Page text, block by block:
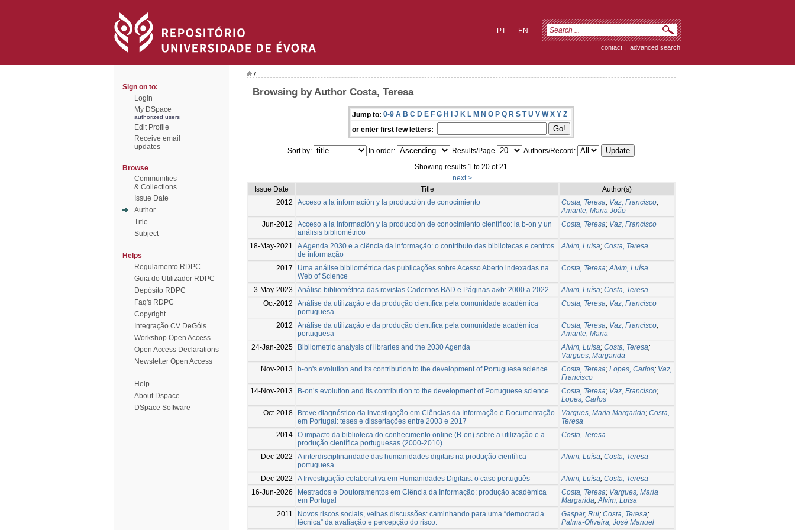
EN
PT
contact | advanced search
Sign on to:
Login
My DSpace
authorized users
Edit Profile
Receive email
updates
Browse
Communities
& Collections
Issue Date
Author
Title
Subject
Helps
Regulamento RDPC
Guia do Utilizador RDPC
Depósito RDPC
Faq's RDPC
Copyright
Integração CV DeGóis
Workshop Open Access
Open Access Declarations
Newsletter Open Access
Help
About Dspace
DSpace Software
/
Browsing by Author Costa, Teresa
Jump to: 0-9 A B C D E F G H I J K L M N O P Q R S T U V W X Y Z
or enter first few letters:
Sort by: In order: Results/Page
Authors/Record:
Showing results 1 to 20 of 21
next >
Issue Date
Title
Author(s)
2012
Acceso a la información y la producción de conocimiento Costa, Teresa; Vaz, Francisco;
Amante, Maria João
Jun-2012
Acceso a la información y la producción de conocimiento científico: la b-on y un
análisis bibliométrico
Costa, Teresa; Vaz, Francisco
18-May-2021
A Agenda 2030 e a ciência da informação: o contributo das bibliotecas e centros
de informação
Alvim, Luísa; Costa, Teresa
2017
Uma análise bibliométrica das publicações sobre Acesso Aberto indexadas na
Web of Science
Costa, Teresa;Alvim, Luísa
3-May-2023 Análise bibliométrica das revistas Cadernos BAD e Páginas a&b: 2000 a 2022 Alvim, Luísa; Costa, Teresa
Oct-2012
Análise da utilização e da produção científica pela comunidade académica
portuguesa
Costa, Teresa; Vaz, Francisco
2012
Análise da utilização e da produção científica pela comunidade académica
portuguesa
Costa, Teresa; Vaz, Francisco;
Amante, Maria
24-Jan-2025
Bibliometric analysis of libraries and the 2030 Agenda Alvim, Luísa; Costa, Teresa;
Vargues, Margarida
Nov-2013
b-on's evolution and its contribution to the development of Portuguese science Costa, Teresa; Lopes, Carlos; Vaz,
Francisco
14-Nov-2013
B-on’s evolution and its contribution to the development of Portuguese science Costa, Teresa; Vaz, Francisco;
Lopes, Carlos
Oct-2018
Breve diagnóstico da investigação em Ciências da Informação e Documentação
em Portugal: teses e dissertações entre 2003 e 2017
Vargues, Maria Margarida; Costa,
Teresa
2014 O impacto da biblioteca do conhecimento online (B-on) sobre a utilização e a
produção científica portuguesas (2000-2010)
Costa, Teresa
Dec-2022
A interdisciplinaridade das humanidades digitais na produção científica
portuguesa
Alvim, Luísa; Costa, Teresa
Dec-2022 A Investigação colaborativa em Humanidades Digitais: o caso português Alvim, Luísa; Costa, Teresa
16-Jun-2026
Mestrados e Doutoramentos em Ciência da Informação: produção académica
em Portugal
Costa, Teresa; Vargues, Maria
Margarida;Alvim, Luísa
2011
Novos riscos sociais, velhas discussões: caminhando para uma “democracia
técnica” da avaliação e percepção do risco.
Gaspar, Rui; Costa, Teresa;
Palma-Oliveira, José Manuel